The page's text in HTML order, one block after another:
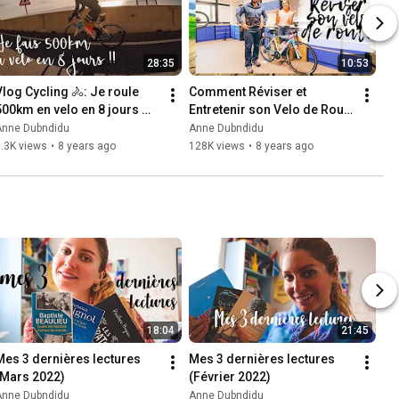
28:35
Cycling 🚴: Je roule
en velo en 8 jours
!
Dubndidu
views • 8 years ago
10:53
Comment Réviser et
Entretenir son Velo de Route
🚴 ?
Anne Dubndidu
128K views • 8 years ago
18:04
3 dernières lectures
2022)
Dubndidu
21:45
Mes 3 dernières lectures
(Février 2022)
Anne Dubndidu